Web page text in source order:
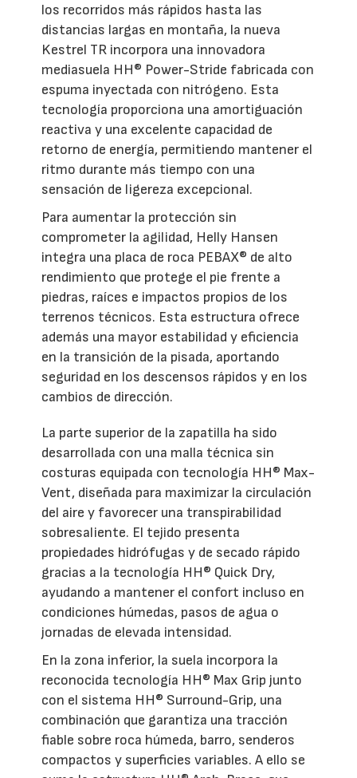
los recorridos más rápidos hasta las
distancias largas en montaña, la nueva
Kestrel TR incorpora una innovadora
mediasuela HH® Power-Stride fabricada con
espuma inyectada con nitrógeno. Esta
tecnología proporciona una amortiguación
reactiva y una excelente capacidad de
retorno de energía, permitiendo mantener el
ritmo durante más tiempo con una
sensación de ligereza excepcional.
Para aumentar la protección sin
comprometer la agilidad, Helly Hansen
integra una placa de roca PEBAX® de alto
rendimiento que protege el pie frente a
piedras, raíces e impactos propios de los
terrenos técnicos. Esta estructura ofrece
además una mayor estabilidad y eficiencia
en la transición de la pisada, aportando
seguridad en los descensos rápidos y en los
cambios de dirección.
La parte superior de la zapatilla ha sido
desarrollada con una malla técnica sin
costuras equipada con tecnología HH® Max-
Vent, diseñada para maximizar la circulación
del aire y favorecer una transpirabilidad
sobresaliente. El tejido presenta
propiedades hidrófugas y de secado rápido
gracias a la tecnología HH® Quick Dry,
ayudando a mantener el confort incluso en
condiciones húmedas, pasos de agua o
jornadas de elevada intensidad.
En la zona inferior, la suela incorpora la
reconocida tecnología HH® Max Grip junto
con el sistema HH® Surround-Grip, una
combinación que garantiza una tracción
fiable sobre roca húmeda, barro, senderos
compactos y superficies variables. A ello se